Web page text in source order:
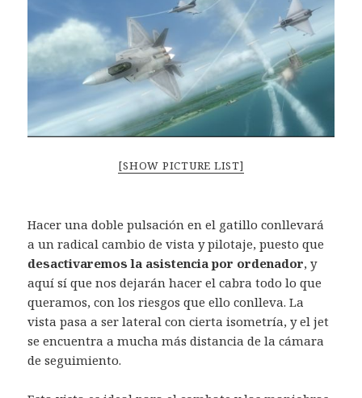
[SHOW PICTURE LIST]
Hacer una doble pulsación en el gatillo conllevará
a un radical cambio de vista y pilotaje, puesto que
desactivaremos la asistencia por ordenador, y
aquí sí que nos dejarán hacer el cabra todo lo que
queramos, con los riesgos que ello conlleva. La
vista pasa a ser lateral con cierta isometría, y el jet
se encuentra a mucha más distancia de la cámara
de seguimiento.